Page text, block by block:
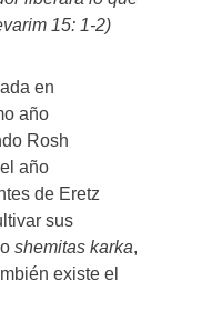
15: 1-2)
en
año
Rosh
año
de Eretz
sus
shemitas karka,
existe el